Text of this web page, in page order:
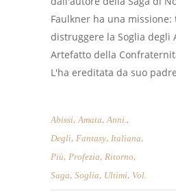
Faulkner ha una missione:
distruggere la Soglia degli
Artefatto della
L'ha ereditata da suo
Abissi,Amata,Anni.,
Degli, Fantasy, Italiana,
Più, Profezia, Ritorno,
Saga, Soglia, Ultimi, Vol.